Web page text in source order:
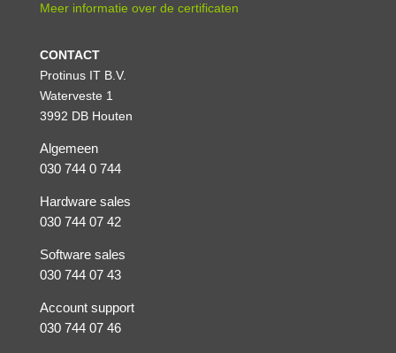
Meer informatie over de certificaten
CONTACT
Protinus IT B.V.
Waterveste 1
3992 DB Houten
Algemeen
030 744 0 744
Hardware sales
030 744 07 42
Software sales
030 744 07 43
Account support
030 744 07 46